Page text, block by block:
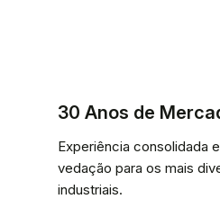
30 Anos de
Experiência consolidada
vedação para os mais
industriais.